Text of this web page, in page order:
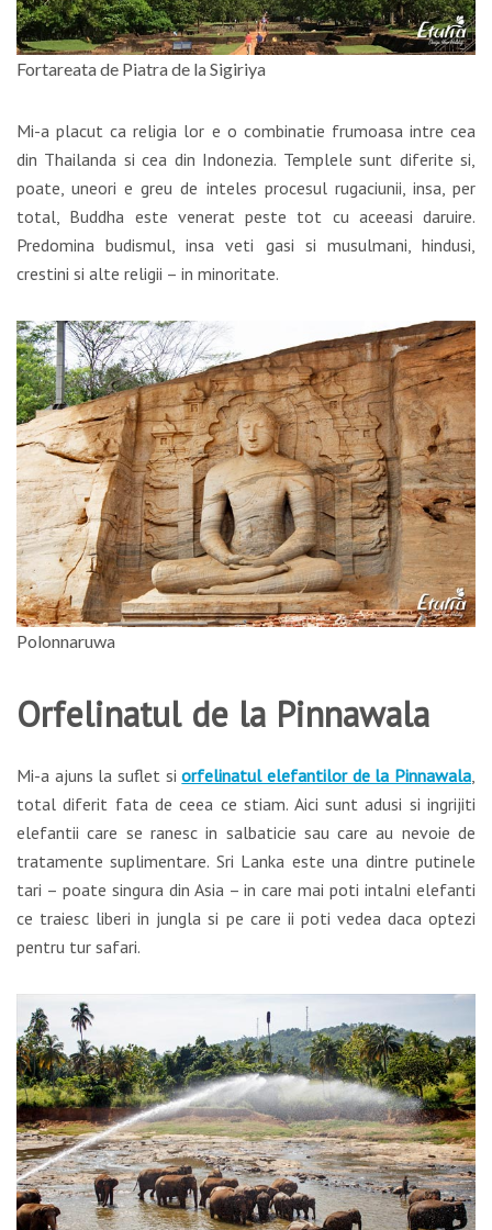
Fortareata de Piatra de la Sigiriya
Mi-a placut ca religia lor e o combinatie frumoasa intre cea
din Thailanda si cea din Indonezia. Templele sunt diferite si,
poate, uneori e greu de inteles procesul rugaciunii, insa, per
total, Buddha este venerat peste tot cu aceeasi daruire.
Predomina budismul, insa veti gasi si musulmani, hindusi,
crestini si alte religii – in minoritate.
Polonnaruwa
Orfelinatul de la Pinnawala
Mi-a ajuns la suflet si orfelinatul elefantilor de la Pinnawala
total diferit fata de ceea ce stiam. Aici sunt adusi si ingrijiti
elefantii care se ranesc in salbaticie sau care au nevoie de
tratamente suplimentare. Sri Lanka este una dintre putinele
tari – poate singura din Asia – in care mai poti intalni elefanti
ce traiesc liberi in jungla si pe care ii poti vedea daca optezi
pentru tur safari.